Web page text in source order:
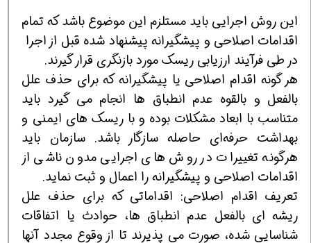
این روش‌ اجرایی باید مستلزم این موضوع باشد که تمام
اقدامات اصلاحی و پیشگیرانه پیشنهاد شده قبل از اجرا
در طی فرآیند ارزیابی ریسک مورد بازنگری قرار گیرند.
هر گونه اقدام اصلاحی یا پیشگیرانه که برای حذف علل
بالفعل و بالقوه عدم انطباق ها انجام می گیرد باید
متناسب با ابعاد مشکلات بوده و با ریسک های ایمنی و
بهداشت حرفه‌ای حاصله سازگار باشد. سازمان باید
هرگونه تغییرات در روش های اجرایی مدون ناشی از
اقدامات اصلاحی و پیشگیرانه را اعمال و ثبت نماید.
تعریف اقدام اصلاحی: اقداماتی که برای حذف علل
ریشه ای بالفعل عدم انطباق ها، حوادث یا اتفاقات
شناسایی شده، صورت می پذیرند تا از وقوع مجدد آنها